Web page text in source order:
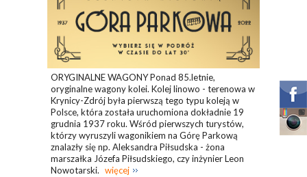
ORYGINALNE WAGONY Ponad 85.letnie,
oryginalne wagony kolei. Kolej linowo - terenowa w
Krynicy-Zdrój była pierwszą tego typu koleją w
Polsce, która została uruchomiona dokładnie 19
grudnia 1937 roku. Wśród pierwszych turystów,
którzy wyruszyli wagonikiem na Górę Parkową
znalazły się np. Aleksandra Piłsudska - żona
marszałka Józefa Piłsudskiego, czy inżynier Leon
Nowotarski. więcej